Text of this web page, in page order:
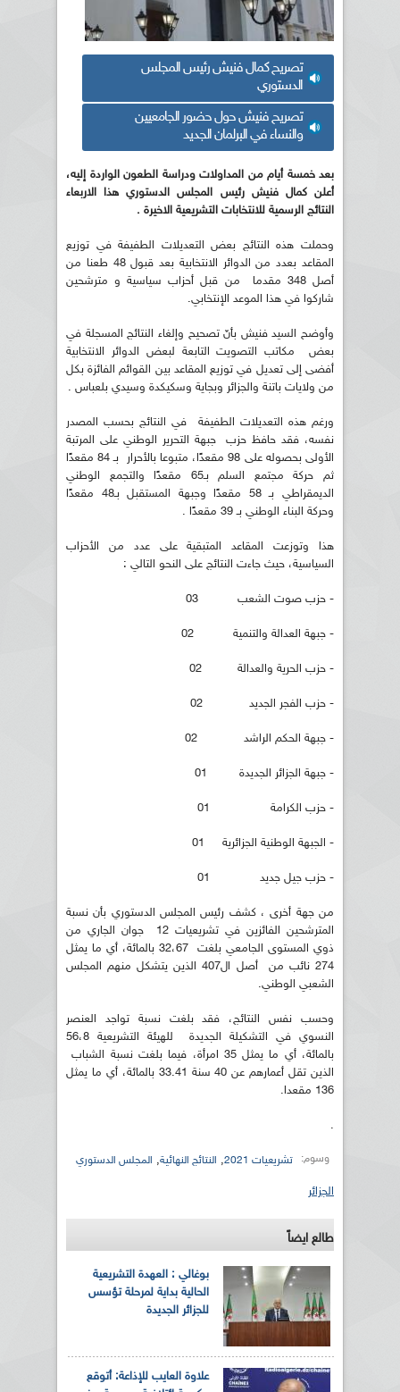
تصريح كمال فنيش رئيس المجلس
الدستوري
تصريح فنيش حول حضور الجامعيين
والنساء في البرلمان الجديد
بعد خمسة أيام من المداولات ودراسة الطعون الواردة إليه،
أعلن كمال فنيش رئيس المجلس الدستوري هذا الاربعاء
النتائج الرسمية للانتخابات التشريعية الاخيرة .
وحملت هذه النتائج بعض التعديلات الطفيفة في توزيع
المقاعد بعدد من الدوائر الانتخابية بعد قبول 48 طعنا من
أصل 348 مقدما من قبل أحزاب سياسية و مترشحين
شاركوا في هذا الموعد الإنتخابي.
وأوضح السيد فنيش بأنّ تصحيح وإلغاء النتائج المسجلة في
بعض مكاتب التصويت التابعة لبعض الدوائر الانتخابية
أفضى إلى تعديل في توزيع المقاعد بين القوائم الفائزة بكل
من ولايات باتنة والجزائر وبجاية وسكيكدة وسيدي بلعباس .
ورغم هذه التعديلات الطفيفة في النتائج بحسب المصدر
نفسه، فقد حافظ حزب جبهة التحرير الوطني على المرتبة
الأولى بحصوله على 98 مقعدًا، متبوعا بالأحرار بـ 84 مقعدًا
ثم حركة مجتمع السلم بـ65 مقعدًا والتجمع الوطني
الديمقراطي بـ 58 مقعدًا وجبهة المستقبل بـ48 مقعدًا
وحركة البناء الوطني بـ 39 مقعدًا .
هذا وتوزعت المقاعد المتبقية على عدد من الأحزاب
السياسية، حيث جاءت النتائج على النحو التالي :
- حزب صوت الشعب 03
- جبهة العدالة والتنمية 02
- حزب الحرية والعدالة 02
- حزب الفجر الجديد 02
- جبهة الحكم الراشد 02
- جبهة الجزائر الجديدة 01
- حزب الكرامة 01
- الجبهة الوطنية الجزائرية 01
- حزب جيل جديد 01
من جهة أخرى ، كشف رئيس المجلس الدستوري بأن نسبة
المترشحين الفائزين في تشريعيات 12 جوان الجاري من
ذوي المستوى الجامعي بلغت 32،67 بالمائة، أي ما يمثل
274 نائب من أصل ال407 الذين يتشكل منهم المجلس
الشعبي الوطني.
وحسب نفس النتائج، فقد بلغت نسبة تواجد العنصر
النسوي في التشكيلة الجديدة للهيئة التشريعية 56،8
بالمائة، أي ما يمثل 35 امرأة، فيما بلغت نسبة الشباب
الذين تقل أعمارهم عن 40 سنة 33.41 بالمائة، أي ما يمثل
136 مقعدا.
.
وسوم: تشريعيات 2021 , النتائج النهائية, المجلس الدستوري
الجزائر
طالع ايضاً
بوغالي : العهدة التشريعية
الحالية بداية لمرحلة تؤسس
للجزائر الجديدة
علاوة العايب للإذاعة: أتوقع